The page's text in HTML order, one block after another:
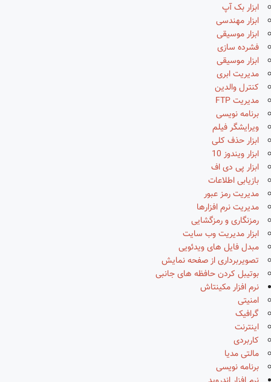
ابزار بک آپ
ابزار مهندسی
ابزار موسیقی
فشرده سازی
ابزار موسیقی
مدیریت ابری
کنترل والدین
مدیریت FTP
برنامه نویسی
ویرایشگر فیلم
ابزار حذف کلی
ابزار ویندوز 10
ابزار پی دی اف
بازیابی اطلاعات
مدیریت رمز عبور
مدیریت نرم افزارها
رمزنگاری و رمزگشایی
ابزار مدیریت وب سایت
مبدل فایل های ویدئویی
تصویربرداری از صفحه نمایش
بوتیبل کردن حافظه های جانبی
نرم افزار مکینتاش
امنیتی
گرافیک
اینترنت
کاربردی
مالتی مدیا
برنامه نویسی